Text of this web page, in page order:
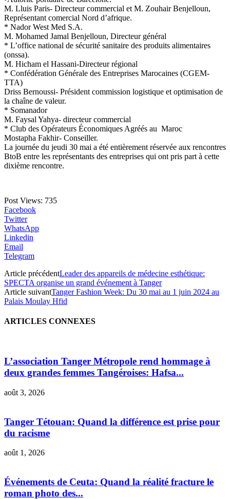
M. Lluis Paris- Directeur commercial et M. Zouhair Benjelloun,
Représentant comercial Nord d’afrique.
* Nador West Med S.A.
M. Mohamed Jamal Benjelloun, Directeur général
* L’office national de sécurité sanitaire des produits alimentaires
(onssa).
M. Hicham el Hassani-Directeur régional
* Confédération Générale des Entreprises Marocaines (CGEM-
TTA)
Driss Bernoussi- Président commission logistique et optimisation de
la chaîne de valeur.
* Somanador
M. Faysal Yahya- directeur commercial
* Club des Opérateurs Économiques Agréés au Maroc
Mostapha Fakhir- Conseiller.
La journée du jeudi 30 mai a été entièrement réservée aux rencontres
BtoB entre les représentants des entreprises qui ont pris part à cette
dixième rencontre.
Post Views: 735
Facebook
Twitter
WhatsApp
Linkedin
Email
Telegram
Article précédentLeader des appareils de médecine esthétique:
SPECTA organise un grand événement à Tanger
Article suivantTanger Fashion Week: Du 30 mai au 1 juin 2024 au
Palais Moulay Hfid
ARTICLES CONNEXES
L’association Tanger Métropole rend hommage à
deux grandes femmes Tangéroises: Hafsa...
août 3, 2026
Tanger Tétouan: Quand la différence est prise pour
du racisme
août 1, 2026
Événements de Ceuta: Quand la réalité fracture le
roman photo des...